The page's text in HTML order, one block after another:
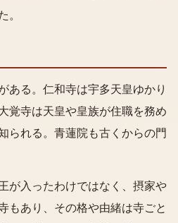
。
ある。仁和寺は宇多天皇ゆかり
覚寺は天皇や皇族が住職を務め
られる。青蓮院も古くからの門
が入ったわけではなく、摂家や
もあり、その格や由緒は寺ごと